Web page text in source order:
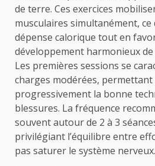
de terre. Ces exercices
musculaires simultanément, ce
dépense calorique tout en
développement harmonieux de
Les premières sessions se
charges modérées, permettant
progressivement la bonne
blessures. La fréquence
souvent autour de 2 à 3
privilégiant l’équilibre entre
pas saturer le système nerveux.